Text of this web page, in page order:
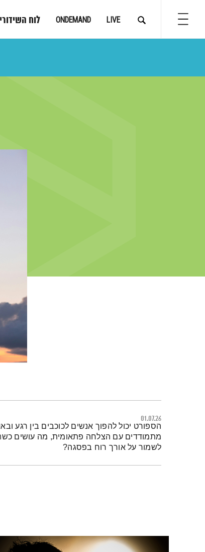
LIVE
ONDEMAND לוח
01.07.26
תמצית הפודקאסט
הספורט יכול להפוך אנשים לכוכבים בין רגע
מתמודדים עם הצלחה פתאומית, מה עושים
לשמור על אורך רוח בפסגה?